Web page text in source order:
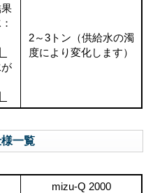
2～3トン（供給水の濁
度により変化します）
一覧
mizu-Q 2000